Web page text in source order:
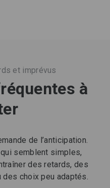
et imprévus
à
de l’anticipation.
semblent simples,
des retards, des
choix peu adaptés.